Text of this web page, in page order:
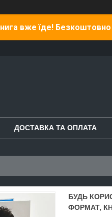
вже їде! Безкоштовно
ДОСТАВКА ТА ОПЛАТА
БУДЬ
ФОРМАТ,